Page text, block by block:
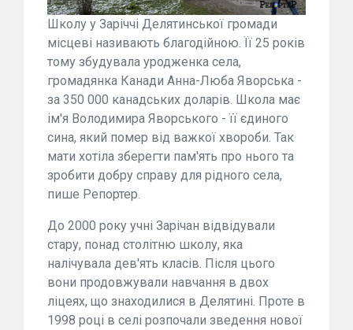
Школу у Заріччі Делятинської громади
місцеві називають благодійною. Її 25 років
тому збудувала уродженка села,
громадянка Канади Анна-Люба Яворська -
за 350 000 канадських доларів. Школа має
ім'я Володимира Яворського - її єдиного
сина, який помер від важкої хвороби. Так
мати хотіла зберегти пам'ять про нього та
зробити добру справу для рідного села,
пише Репортер.
До 2000 року учні Зарічан відвідували
стару, понад столітню школу, яка
налічувала дев'ять класів. Після цього
вони продовжували навчання в двох
ліцеях, що знаходилися в Делятині. Проте в
1998 році в селі розпочали зведення нової